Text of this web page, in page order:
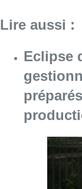
10 août 2026